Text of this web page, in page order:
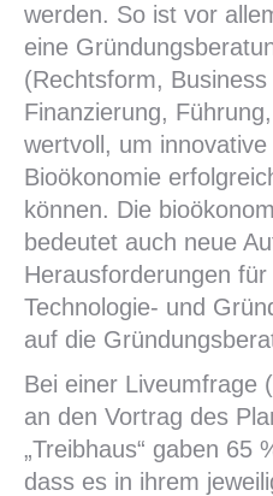
werden. So ist vor
eine
(Rechtsform, Business
Finanzierung,
wertvoll, um
Bioökonomie
können. Die
bedeutet auch neue
Herausforderungen
Technologie- und
auf die
Bei einer Liveumfrage
an den Vortrag des
„Treibhaus“ gaben 65
dass es in ihrem